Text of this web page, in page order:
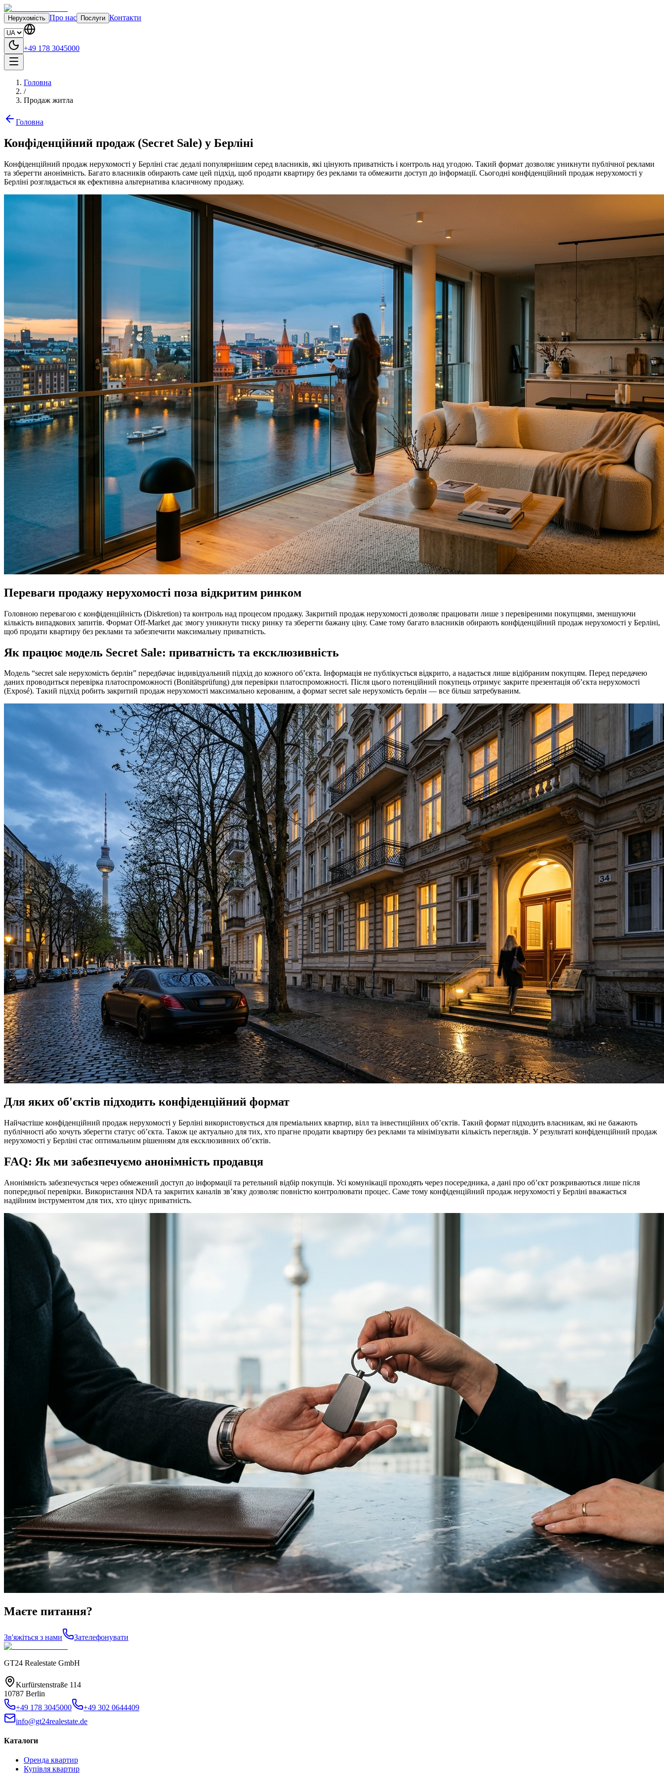
Нерухомість Про нас Послуги Контакти
+49 178 3045000
Головна
/
Продаж житла
Головна
Конфіденційний продаж (Secret Sale) у Берліні
Конфіденційний продаж нерухомості у Берліні стає дедалі популярнішим серед власників, які цінують приватність і контроль над угодою. Такий формат дозволяє уникнути публічної реклами
та зберегти анонімність. Багато власників обирають саме цей підхід, щоб продати квартиру без реклами та обмежити доступ до інформації. Сьогодні конфіденційний продаж нерухомості у
Берліні розглядається як ефективна альтернатива класичному продажу.
Переваги продажу нерухомості поза відкритим ринком
Головною перевагою є конфіденційність (Diskretion) та контроль над процесом продажу. Закритий продаж нерухомості дозволяє працювати лише з перевіреними покупцями, зменшуючи
кількість випадкових запитів. Формат Off-Market дає змогу уникнути тиску ринку та зберегти бажану ціну. Саме тому багато власників обирають конфіденційний продаж нерухомості у Берліні,
щоб продати квартиру без реклами та забезпечити максимальну приватність.
Як працює модель Secret Sale: приватність та ексклюзивність
Модель “secret sale нерухомість берлін” передбачає індивідуальний підхід до кожного об’єкта. Інформація не публікується відкрито, а надається лише відібраним покупцям. Перед передачею
даних проводиться перевірка платоспроможності (Bonitätsprüfung) для перевірки платоспроможності. Після цього потенційний покупець отримує закрите презентація об’єкта нерухомості
(Exposé). Такий підхід робить закритий продаж нерухомості максимально керованим, а формат secret sale нерухомість берлін — все більш затребуваним.
Для яких об'єктів підходить конфіденційний формат
Найчастіше конфіденційний продаж нерухомості у Берліні використовується для преміальних квартир, вілл та інвестиційних об’єктів. Такий формат підходить власникам, які не бажають
публічності або хочуть зберегти статус об’єкта. Також це актуально для тих, хто прагне продати квартиру без реклами та мінімізувати кількість переглядів. У результаті конфіденційний продаж
нерухомості у Берліні стає оптимальним рішенням для ексклюзивних об’єктів.
FAQ: Як ми забезпечуємо анонімність продавця
Анонімність забезпечується через обмежений доступ до інформації та ретельний відбір покупців. Усі комунікації проходять через посередника, а дані про об’єкт розкриваються лише після
попередньої перевірки. Використання NDA та закритих каналів зв’язку дозволяє повністю контролювати процес. Саме тому конфіденційний продаж нерухомості у Берліні вважається
надійним інструментом для тих, хто цінує приватність.
Маєте питання?
Зв'яжіться з нами Зателефонувати
GT24 Realestate GmbH
Kurfürstenstraße 114
10787 Berlin
+49 178 3045000
+49 302 0644409
info@gt24realestate.de
Каталоги
Оренда квартир
Купівля квартир